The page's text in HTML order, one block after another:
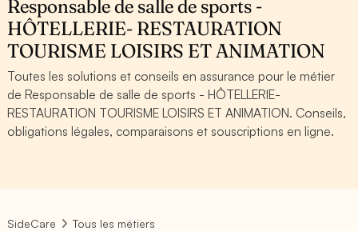
Responsable de salle de sports -
HÔTELLERIE- RESTAURATION
TOURISME LOISIRS ET ANIMATION
Toutes les solutions et conseils en assurance pour le métier
de Responsable de salle de sports - HÔTELLERIE-
RESTAURATION TOURISME LOISIRS ET ANIMATION. Conseils,
obligations légales, comparaisons et souscriptions en ligne.
SideCare
Tous les métiers